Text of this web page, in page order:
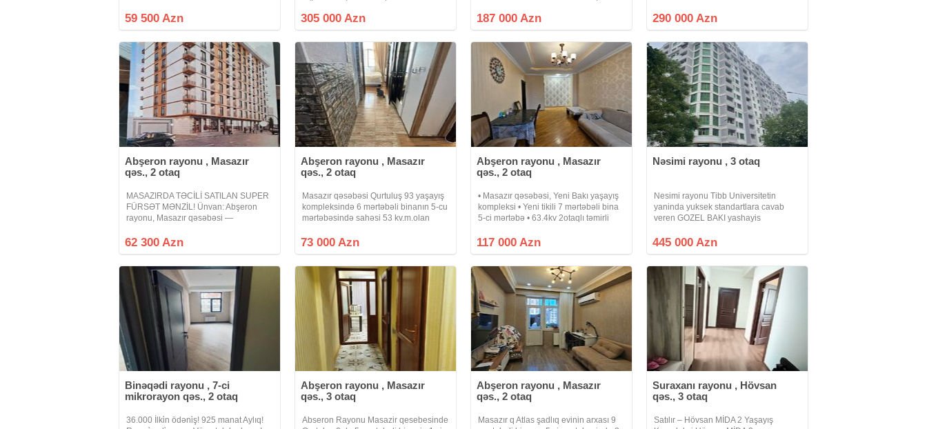
mərtəbəli binanın 9-cu mərtəbəsində
59 500 Azn
RESİDENCE YOLA BAXIR QAZLI
komplekslərindən biri
305 000 Azn
sistemi= Kombidir. İsti döşəmə təchiz
187 000 Azn
Klinikası və Pitomnik yaxınlığında. 16
290 000 Azn
Abşeron rayonu , Masazır
qəs., 2 otaq
MASAZIRDA TƏCİLİ SATILAN SUPER
FÜRSƏT MƏNZİL! Ünvan: Abşeron
rayonu, Masazır qəsəbəsi —
Mərtəbə: 10/7 (10 mərtəbəli binanın 7-
62 300 Azn
Abşeron rayonu , Masazır
qəs., 2 otaq
Masazır qəsəbəsi Qurtuluş 93 yaşayış
kompleksində 6 mərtəbəli binanın 5-cu
mərtəbəsində sahəsi 53 kv.m.olan
otaqlı bina evi təcili satılır.Su, işıq
73 000 Azn
Abşeron rayonu , Masazır
qəs., 2 otaq
• Masazır qəsəbəsi, Yeni Bakı yaşayış
kompleksi • Yeni tikili 7 mərtəbəli bina
5-ci mərtəbə • 63.4kv 2otaqlı təmirli
Sənəd KUPÇA • Kod: N3835 •
117 000 Azn
Nəsimi rayonu , 3 otaq
Nesimi rayonu Tibb Universitetin
yaninda yuksek standartlara cavab
veren GOZEL BAKI yashayis
mertebesinde sahesi 127 kv/m oplan
445 000 Azn
Binəqədi rayonu , 7-ci
mikrorayon qəs., 2 otaq
36.000 İlki̇n ödəni̇ş! 925 manat Aylıq!
Abşeron rayonu , Masazır
qəs., 3 otaq
Abseron Rayonu Masazir qesebesinde
Abşeron rayonu , Masazır
qəs., 2 otaq
Masazır q Atlas şadlıq evinin arxası 9
Suraxanı rayonu , Hövsan
qəs., 3 otaq
Satılır – Hövsan MİDA 2 Yaşayış